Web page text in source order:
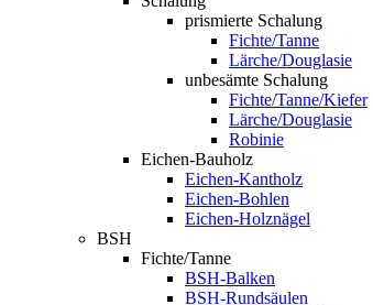
prismierte Schalung
Fichte/Tanne
Lärche/Douglasie
unbesämte Schalung
Fichte/Tanne/Kiefer
Lärche/Douglasie
Robinie
Eichen-Bauholz
Eichen-Kantholz
Eichen-Bohlen
Eichen-Holznägel
BSH
Fichte/Tanne
BSH-Balken
BSH-Rundsäulen